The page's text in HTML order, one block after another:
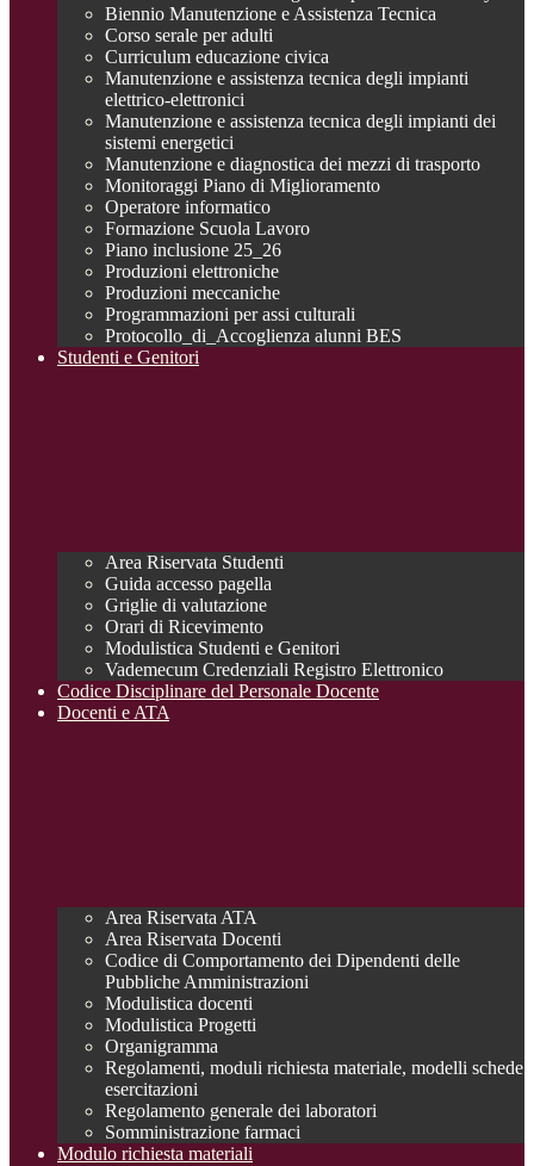
Biennio Manutenzione e Assistenza Tecnica
Corso serale per adulti
Curriculum educazione civica
Manutenzione e assistenza tecnica degli impianti
elettrico-elettronici
Manutenzione e assistenza tecnica degli impianti dei
sistemi energetici
Manutenzione e diagnostica dei mezzi di trasporto
Monitoraggi Piano di Miglioramento
Operatore informatico
Formazione Scuola Lavoro
Piano inclusione 25_26
Produzioni elettroniche
Produzioni meccaniche
Programmazioni per assi culturali
Protocollo_di_Accoglienza alunni BES
Studenti e Genitori
Area Riservata Studenti
Guida accesso pagella
Griglie di valutazione
Orari di Ricevimento
Modulistica Studenti e Genitori
Vademecum Credenziali Registro Elettronico
Codice Disciplinare del Personale Docente
Docenti e ATA
Area Riservata ATA
Area Riservata Docenti
Codice di Comportamento dei Dipendenti delle
Pubbliche Amministrazioni
Modulistica docenti
Modulistica Progetti
Organigramma
Regolamenti, moduli richiesta materiale, modelli schede
esercitazioni
Regolamento generale dei laboratori
Somministrazione farmaci
Modulo richiesta materiali